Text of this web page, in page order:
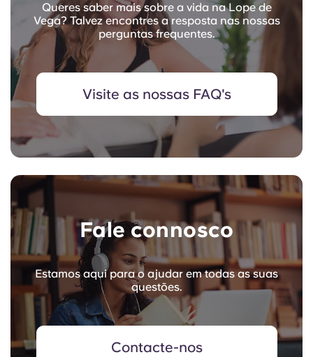
Queres saber mais sobre a vida na Lope de
Vega? Talvez encontres a resposta nas nossas
perguntas frequentes.
Visite as nossas FAQ's
Fale connosco
Estamos aqui para o ajudar em todas as suas
questões.
Contacte-nos